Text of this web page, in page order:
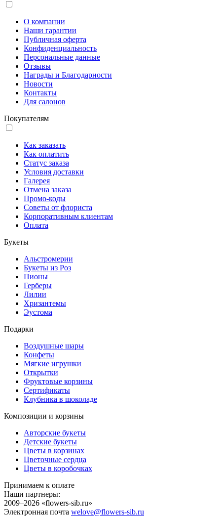
О компании
Наши гарантии
Публичная оферта
Конфиденциальность
Персональные данные
Отзывы
Награды и Благодарности
Новости
Контакты
Для салонов
Покупателям
Как заказать
Как оплатить
Статус заказа
Условия доставки
Галерея
Отмена заказа
Промо-коды
Советы от флориста
Корпоративным клиентам
Оплата
Букеты
Альстромерии
Букеты из Роз
Пионы
Герберы
Лилии
Хризантемы
Эустома
Подарки
Воздушные шары
Конфеты
Мягкие игрушки
Открытки
Фруктовые корзины
Сертификаты
Клубника в шоколаде
Композиции и корзины
Авторские букеты
Детские букеты
Цветы в корзинах
Цветочные сердца
Цветы в коробочках
Принимаем к оплате
Наши партнеры:
2009–2026 «flowers-sib.ru»
Электронная почта welove@flowers-sib.ru